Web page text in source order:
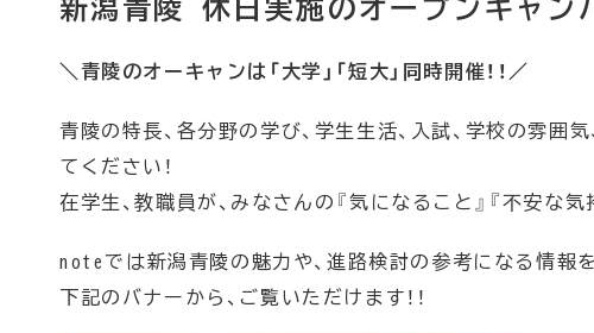
新潟青陵 休日実施のオープンキャン
＼青陵のオーキャンは「大学」「短大」同時開催！！／
青陵の特長、各分野の学び、学生生活、入試、学校の雰囲
てください！
在学生、教職員が、みなさんの『気になること』『不安な気
noteでは新潟青陵の魅力や、進路検討の参考になる情報
下記のバナーから、ご覧いただけます！！